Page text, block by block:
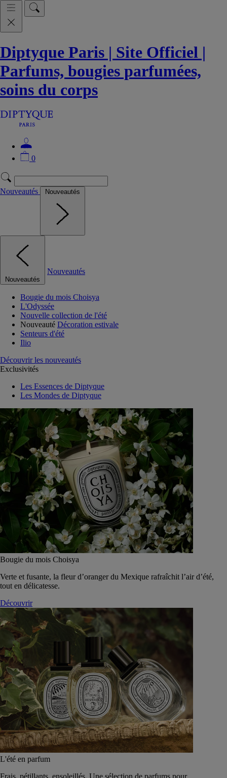
Diptyque Paris | Site Officiel |
Parfums, bougies parfumées,
soins du corps
0
Nouveautés Nouveautés
Nouveautés
Nouveautés
Bougie du mois Choisya
L'Odyssée
Nouvelle collection de l'été
Nouveauté Décoration estivale
Senteurs d'été
Ilio
Découvrir les nouveautés
Exclusivités
Les Essences de Diptyque
Les Mondes de Diptyque
Bougie du mois Choisya
Verte et fusante, la fleur d’oranger du Mexique rafraîchit l’air d’été,
tout en délicatesse.
Découvrir
L'été en parfum
Frais, pétillants, ensoleillés. Une sélection de parfums pour